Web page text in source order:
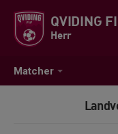
Matcher
QVIDING
Herr